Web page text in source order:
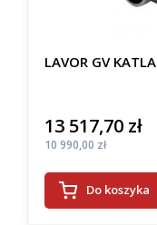
LAVOR GV KATLA
Cena
13 517,70 zł
Cena
10 990,00 zł
Do koszyka